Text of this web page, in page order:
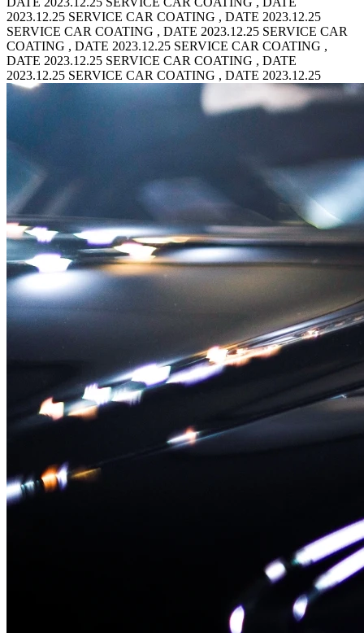
2023.12.25 SERVICE CAR COATING , DATE 2023.12.25
SERVICE CAR COATING , DATE 2023.12.25 SERVICE CAR
COATING , DATE 2023.12.25 SERVICE CAR COATING ,
DATE 2023.12.25 SERVICE CAR COATING , DATE
2023.12.25 SERVICE CAR COATING , DATE 2023.12.25